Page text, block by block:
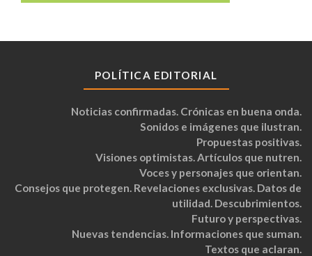
POLÍTICA EDITORIAL
Noticias confirmadas. Crónicas en buena onda.
Sonidos e imágenes que ilustran.
Propuestas positivas.
Visiones optimistas. Artículos que nutren.
Voces y personajes que orientan.
Consejos que protegen. Revelaciones exclusivas. Datos de
utilidad. Descubrimientos.
Futuro y perspectivas.
Nuevas tendencias. Informaciones que suman.
Textos que aclaran.